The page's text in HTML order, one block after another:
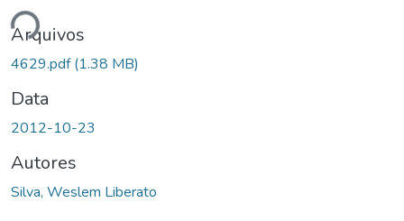
Arquivos
4629.pdf(1.38 MB)
Data
2012-10-23
Autores
Silva, Weslem Liberato